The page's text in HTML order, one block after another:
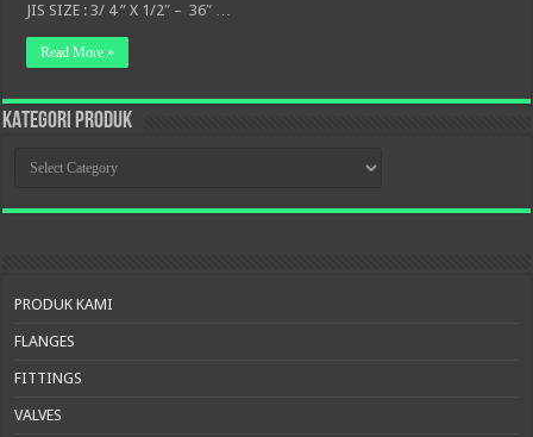
JIS SIZE : 3/ 4 ” X 1/2″ – 36″ …
Read More »
KATEGORI PRODUK
PRODUK
PRODUK KAMI
FLANGES
FITTINGS
VALVES